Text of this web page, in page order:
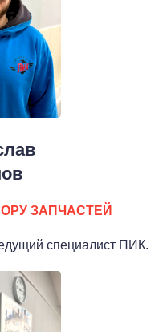
ЗАПЧАСТЕЙ
специалист ПИК.